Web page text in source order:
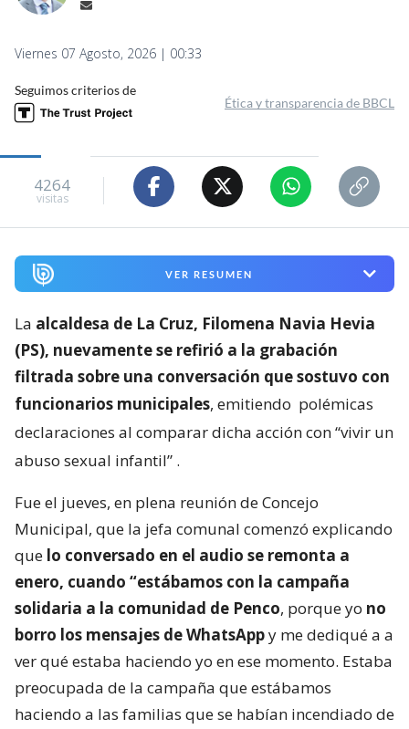
Viernes 07 Agosto, 2026 | 00:33
Seguimos criterios de
Ética y transparencia de BBCL
4264
visitas
VER RESUMEN
La alcaldesa de La Cruz, Filomena Navia Hevia
(PS), nuevamente se refirió a la grabación
filtrada sobre una conversación que sostuvo con
funcionarios municipales, emitiendo polémicas
declaraciones al comparar dicha acción con “vivir un
abuso sexual infantil” .
Fue el jueves, en plena reunión de Concejo
Municipal, que la jefa comunal comenzó explicando
que lo conversado en el audio se remonta a
enero, cuando “estábamos con la campaña
solidaria a la comunidad de Penco, porque yo no
borro los mensajes de WhatsAppy me dediqué a a
ver qué estaba haciendo yo en ese momento. Estaba
preocupada de la campaña que estábamos
haciendo a las familias que se habían incendiado de